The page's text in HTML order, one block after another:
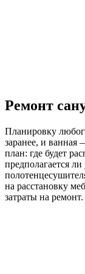
Ремонт
Планировку
заранее, и
план: где будет
предполагается
на расстановку
затраты на ремонт.